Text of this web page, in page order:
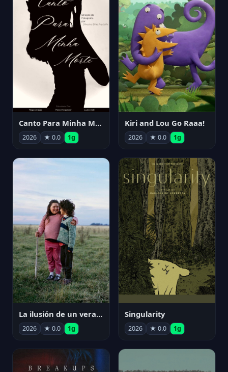
Canto Para Minha Morte
2026 ★ 0.0 1g
Kiri and Lou Go Raaa!
2026 ★ 0.0 1g
La ilusión de un verano sin fin
2026 ★ 0.0 1g
Singularity
2026 ★ 0.0 1g